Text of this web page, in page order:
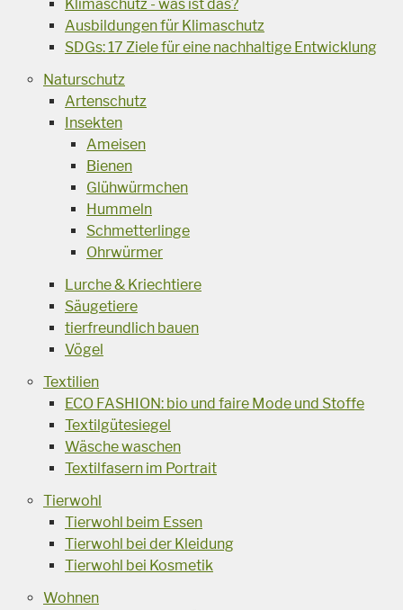
Klimaschutz - was ist das?
Ausbildungen für Klimaschutz
SDGs: 17 Ziele für eine nachhaltige Entwicklung
Naturschutz
Artenschutz
Insekten
Ameisen
Bienen
Glühwürmchen
Hummeln
Schmetterlinge
Ohrwürmer
Lurche & Kriechtiere
Säugetiere
tierfreundlich bauen
Vögel
Textilien
ECO FASHION: bio und faire Mode und Stoffe
Textilgütesiegel
Wäsche waschen
Textilfasern im Portrait
Tierwohl
Tierwohl beim Essen
Tierwohl bei der Kleidung
Tierwohl bei Kosmetik
Wohnen